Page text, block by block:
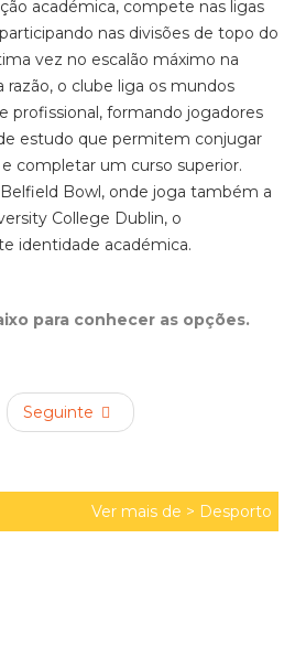
académica, compete nas ligas
nas divisões de topo do
vez no escalão máximo na
razão, o clube liga os mundos
profissional, formando jogadores
estudo que permitem conjugar
completar um curso superior.
Bowl, onde joga também a
College Dublin, o
identidade académica.
para conhecer as opções.
Seguinte
Ver mais de > Desporto